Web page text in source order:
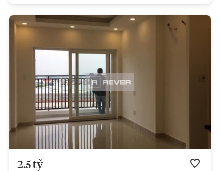
2.5 tỷ